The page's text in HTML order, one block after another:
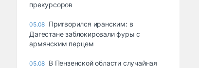
прекурсоров
05.08 Притворился иранским: в
Дагестане заблокировали фуры с
армянским перцем
05.08 В Пензенской области случайная